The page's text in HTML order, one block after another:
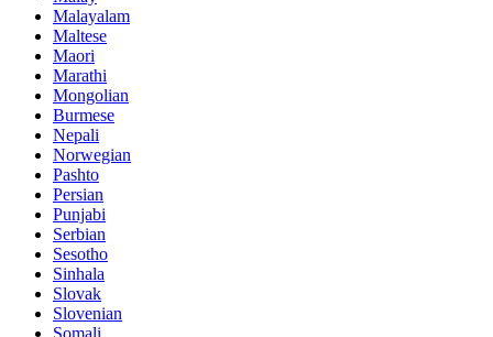
Malayalam
Maltese
Maori
Marathi
Mongolian
Burmese
Nepali
Norwegian
Pashto
Persian
Punjabi
Serbian
Sesotho
Sinhala
Slovak
Slovenian
Somali